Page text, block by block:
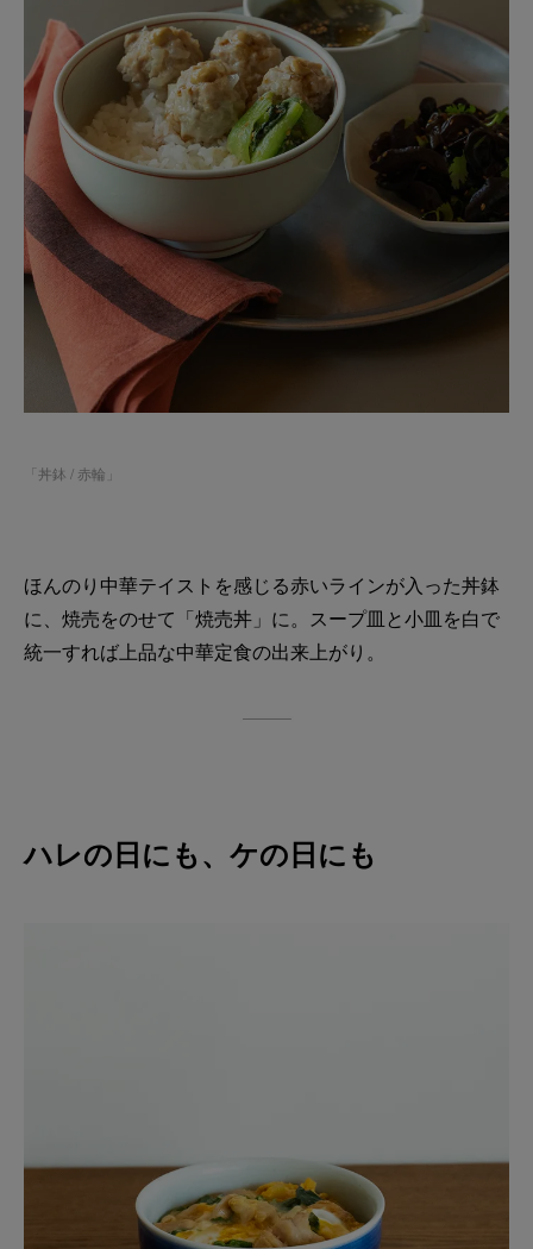
「 丼鉢 / 赤輪
ほんのり中華テイストを感じる赤いラインが入った丼鉢
に、焼売をのせて「焼売丼」に。スープ皿と小皿を白で
統一すれば上品な中華定食の出来上がり。
ハレの日にも、ケの日にも